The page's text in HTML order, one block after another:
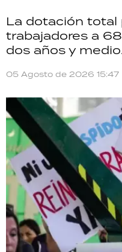
La dotación total
trabajadores a
dos años y
05 Agosto de 2026 15:47